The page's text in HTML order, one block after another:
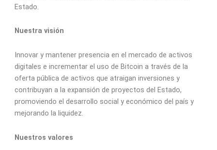
Estado.
Nuestra visión
Innovar y mantener presencia en el mercado de activos
digitales e incrementar el uso de Bitcoin a través de la
oferta pública de activos que atraigan inversiones y
contribuyan a la expansión de proyectos del Estado,
promoviendo el desarrollo social y económico del país y
mejorando la liquidez.
Nuestros valores